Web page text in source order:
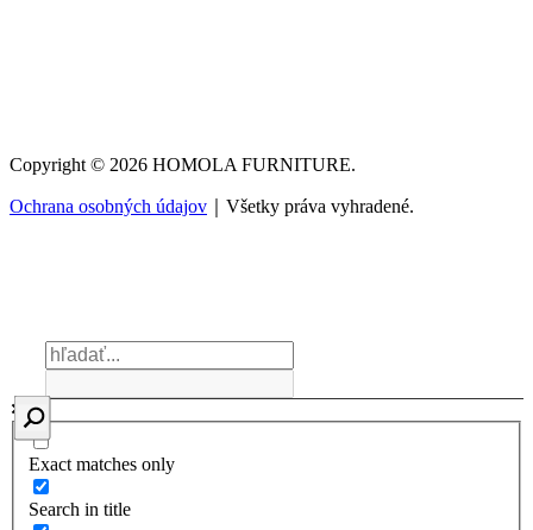
Copyright © 2026 HOMOLA FURNITURE.
Ochrana osobných údajov ｜Všetky práva vyhradené.
Exact matches only
Search in title